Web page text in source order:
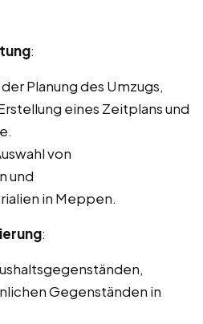
:
Planung des Umzugs,
eines Zeitplans und
von
und
in Meppen.
:
Gegenständen in